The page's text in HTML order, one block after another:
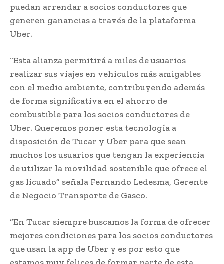
puedan arrendar a socios conductores que
generen ganancias a través de la plataforma
Uber.
“Esta alianza permitirá a miles de usuarios
realizar sus viajes en vehículos más amigables
con el medio ambiente, contribuyendo además
de forma significativa en el ahorro de
combustible para los socios conductores de
Uber. Queremos poner esta tecnología a
disposición de Tucar y Uber para que sean
muchos los usuarios que tengan la experiencia
de utilizar la movilidad sostenible que ofrece el
gas licuado” señala Fernando Ledesma, Gerente
de Negocio Transporte de Gasco.
“En Tucar siempre buscamos la forma de ofrecer
mejores condiciones para los socios conductores
que usan la app de Uber y es por esto que